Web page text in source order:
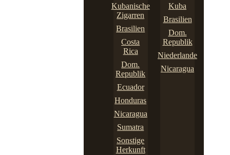
Kubanische
Zigarren
Brasilien
Costa
Rica
Dom.
Republik
Ecuador
Honduras
Nicaragua
Sumatra
Sonstige
Herkunft
Kuba
Brasilien
Dom.
Republik
Niederlande
Nicaragua